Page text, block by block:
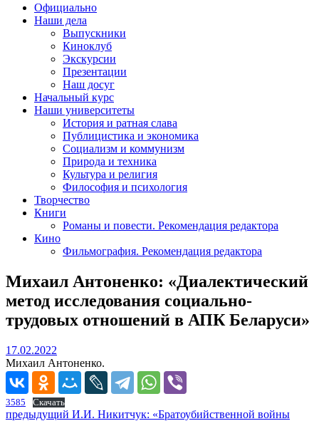
Официально
Наши дела
Выпускники
Киноклуб
Экскурсии
Презентации
Наш досуг
Начальный курс
Наши университеты
История и ратная слава
Публицистика и экономика
Социализм и коммунизм
Природа и техника
Культура и религия
Философия и психология
Творчество
Книги
Романы и повести. Рекомендация редактора
Кино
Фильмография. Рекомендация редактора
Михаил Антоненко: «Диалектический
метод исследования социально-
трудовых отношений в АПК Беларуси»
17.02.2022
Михаил Антоненко.
3585 Скачать
Навигация
предыдущий Предыдущий
И.И. Никитчук: «Братоубийственной войны